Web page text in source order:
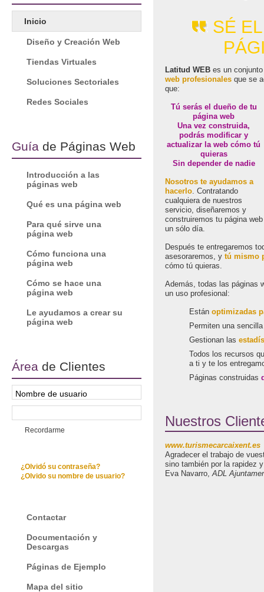
SÉ
Latitud WEB es un
web profesionales que se
que:
Tú serás el dueño de tu
página web
Una vez construida,
podrás modificar y
actualizar la web cómo tú
quieras
Sin depender de nadie
Nosotros te ayudamos a
hacerlo. Contratando
cualquiera de nuestros
servicio, diseñaremos y
construiremos tu página
un sólo día.
Después te entregaremos
asesoraremos, y tú mismo
cómo tú quieras.
Además, todas las páginas
un uso profesional:
Están optimizadas
Permiten una
Gestionan las
Todos los recursos
a ti y te los
Páginas construidas
Nuestros
www.turismecarcaixent.es
Agradecer el trabajo de
sino también por la rapidez
Eva Navarro,ADL
Inicio
Diseño y Creación Web
Tiendas Virtuales
Soluciones Sectoriales
Redes Sociales
Guía de Páginas Web
Introducción a las
páginas web
Qué es una página web
Para qué sirve una
página web
Cómo funciona una
página web
Cómo se hace una
página web
Le ayudamos a crear su
página web
Área de Clientes
Recordarme
¿Olvidó su contraseña?
¿Olvido su nombre de usuario?
Contactar
Documentación y
Descargas
Páginas de Ejemplo
Mapa del sitio